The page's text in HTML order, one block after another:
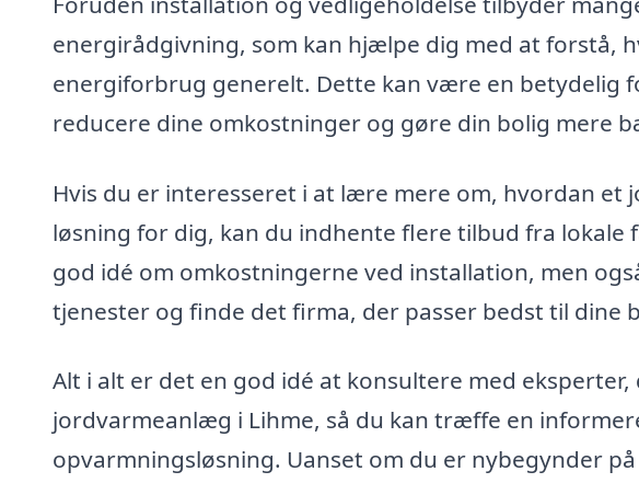
energirådgivning, som kan hjælpe dig med at forstå,
energiforbrug generelt. Dette kan være en betydelig
reducere dine omkostninger og gøre din bolig mere
Hvis du er interesseret i at lære mere om, hvordan
løsning for dig, kan du indhente flere tilbud fra lokale
god idé om omkostningerne ved installation, men
tjenester og finde det firma, der passer bedst til dine
Alt i alt er det en god idé at konsultere med
jordvarmeanlæg i Lihme, så du kan træffe en
opvarmningsløsning. Uanset om du er nybegynder